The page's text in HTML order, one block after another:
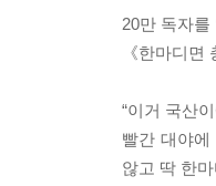
특히 신문에
방해하고
수학에 소
많이 이용
20만 독자
《한마디
“이거 국산
빨간 대야
않고 딱 한